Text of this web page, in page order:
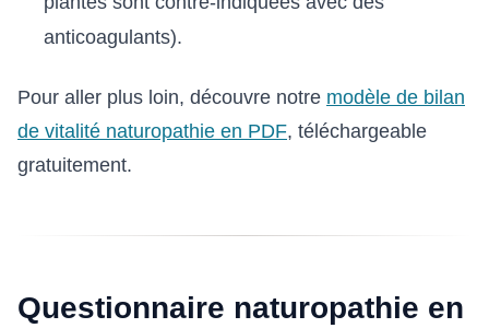
anticoagulants).
Pour aller plus loin, découvre notre modèle de bilan
de vitalité naturopathie en PDF, téléchargeable
gratuitement.
Questionnaire naturopathie en